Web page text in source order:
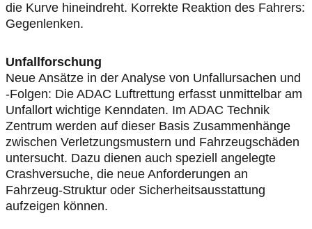
die Kurve hineindreht. Korrekte Reaktion des Fahrers:
Gegenlenken.
Unfallforschung
Neue Ansätze in der Analyse von Unfallursachen und
-Folgen: Die ADAC Luftrettung erfasst unmittelbar am
Unfallort wichtige Kenndaten. Im ADAC Technik
Zentrum werden auf dieser Basis Zusammenhänge
zwischen Verletzungsmustern und Fahrzeugschäden
untersucht. Dazu dienen auch speziell angelegte
Crashversuche, die neue Anforderungen an
Fahrzeug-Struktur oder Sicherheitsausstattung
aufzeigen können.